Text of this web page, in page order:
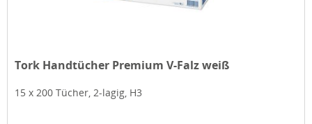
Tork Handtücher Premium V-Falz weiß
15 x 200 Tücher, 2-lagig, H3